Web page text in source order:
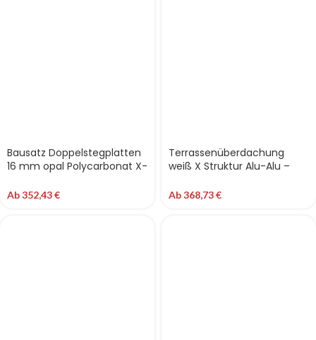
Bausatz Doppelstegplatten
16 mm opal Polycarbonat X-
Terrassendach
Ab352,43€
Terrassenüberdachung
weiß X Struktur Alu-Alu –
Polycarbonat
Ab368,73€